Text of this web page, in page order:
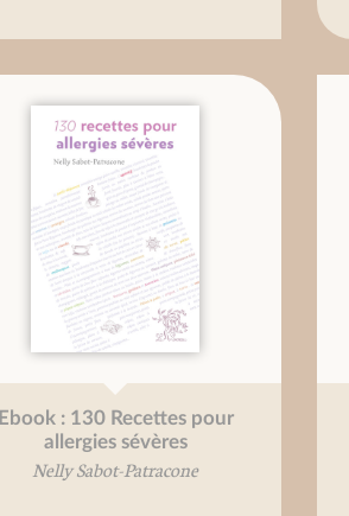
Ebook : 130 Recettes pour
allergies sévères
Nelly Sabot-Patracone